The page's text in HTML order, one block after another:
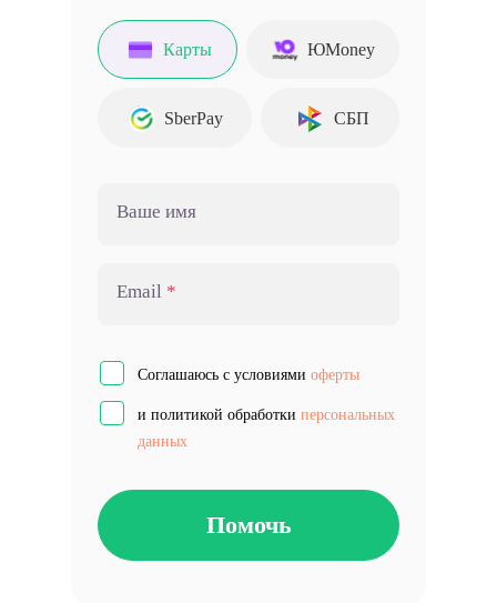
Карты ЮMoney
SberPay СБП
Ваше имя
Email
Соглашаюсь с условиями оферты
и политикой обработки персональных
данных
Помочь